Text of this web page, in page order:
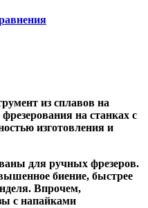
из сплавов на
на станках с
изготовления и
для ручных фрезеров.
биение, быстрее
Впрочем,
с напайками